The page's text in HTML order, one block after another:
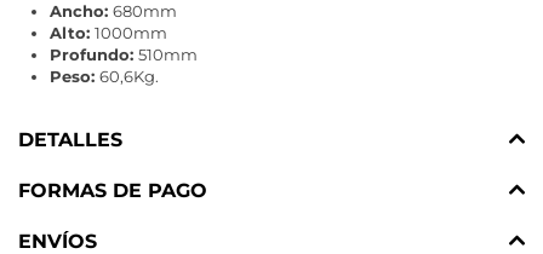
Ancho: 680mm
Alto: 1000mm
Profundo: 510mm
Peso: 60,6Kg.
DETALLES
FORMAS DE PAGO
ENVÍOS